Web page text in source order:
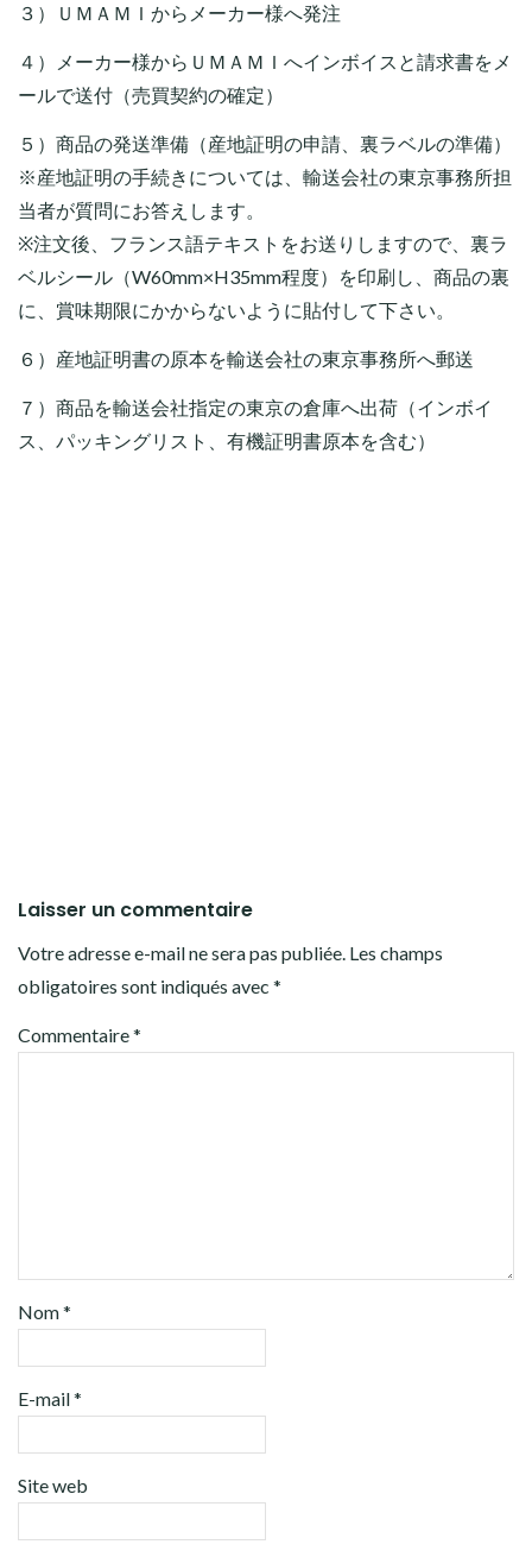
３）ＵＭＡＭＩからメーカー様へ発注
４）メーカー様からＵＭＡＭＩへインボイスと請求書をメ
ールで送付（売買契約の確定）
５）商品の発送準備（産地証明の申請、裏ラベルの準備）
※産地証明の手続きについては、輸送会社の東京事務所担
当者が質問にお答えします。
※注文後、フランス語テキストをお送りしますので、裏ラ
ベルシール（W60mm×H35mm程度）を印刷し、商品の裏
に、賞味期限にかからないように貼付して下さい。
６）産地証明書の原本を輸送会社の東京事務所へ郵送
７）商品を輸送会社指定の東京の倉庫へ出荷（インボイ
ス、パッキングリスト、有機証明書原本を含む）
Laisser un commentaire
Votre adresse e-mail ne sera pas publiée. Les champs
obligatoires sont indiqués avec *
Commentaire*
Nom*
E-mail*
Site web